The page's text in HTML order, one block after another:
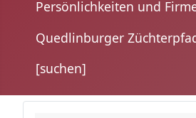
Persönlichkeiten und
Quedlinburger
[suchen]